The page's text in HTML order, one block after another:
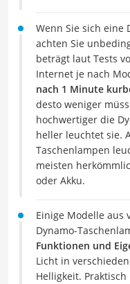
Wenn Sie sich eine
achten Sie
beträgt laut Tests
Internet je nach
nach 1 Minute
desto weniger
hochwertiger die
heller leuchtet sie.
Taschenlampen
meisten
oder Akku.
Einige Modelle aus
Dynamo-
Funktionen und
Licht in
Helligkeit.